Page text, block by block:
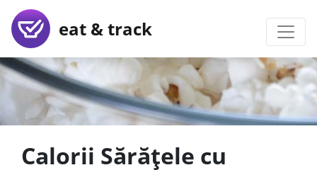
eat & track
Calorii Sărățele cu